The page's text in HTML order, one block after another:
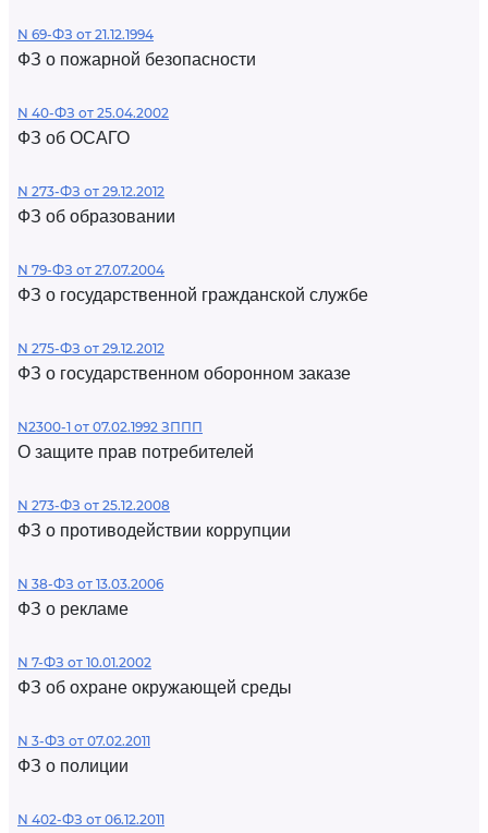
N 69-ФЗ от 21.12.1994
ФЗ о пожарной безопасности
N 40-ФЗ от 25.04.2002
ФЗ об ОСАГО
N 273-ФЗ от 29.12.2012
ФЗ об образовании
N 79-ФЗ от 27.07.2004
ФЗ о государственной гражданской службе
N 275-ФЗ от 29.12.2012
ФЗ о государственном оборонном заказе
N2300-1 от 07.02.1992 ЗППП
О защите прав потребителей
N 273-ФЗ от 25.12.2008
ФЗ о противодействии коррупции
N 38-ФЗ от 13.03.2006
ФЗ о рекламе
N 7-ФЗ от 10.01.2002
ФЗ об охране окружающей среды
N 3-ФЗ от 07.02.2011
ФЗ о полиции
N 402-ФЗ от 06.12.2011